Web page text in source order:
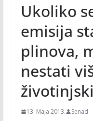
Ukoliko
emisija
plinova,
nestati
13. Maja 2013. Senad